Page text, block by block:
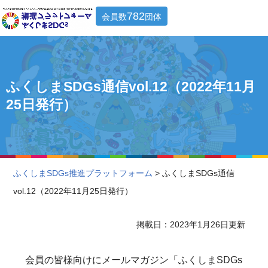
会員数782団体
ふくしまSDGs通信vol.12（2022年11月
25日発行）
ふくしまSDGs推進プラットフォーム > ふくしまSDGs通信
vol.12（2022年11月25日発行）
掲載日：2023年1月26日更新
会員の皆様向けにメールマガジン「ふくしまSDGs